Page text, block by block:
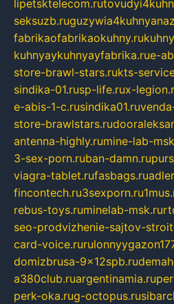
lipetsktelecom.ru
seksuzb.ru
fabrikaofabrikaokuhny.ru
kuhnyaykuhnyayfabrika.rue-
store-brawl-stars.rukts-
sindika-01.rusp-life.rux-
e-abis-1-c.rusindika01.ru
store-brawlstars.ru
antenna-highly.rumine-lab-
3-sex-porn.ruban-damn.ru
viagra-tablet.rufasbags.ru
fincontech.ru3sexporn.ru
rebus-toys.ruminelab-msk.ru
seo-prodvizhenie-sajtov-
card-voice.ru
domizbrusa-9x12spb.ru
a380club.ruargentinamia.ru
perk-oka.rug-octopus.ru